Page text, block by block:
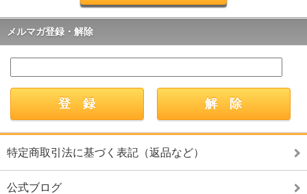
メルマガ登録・解除
特定商取引法に基づく表記（返品など）
公式ブログ